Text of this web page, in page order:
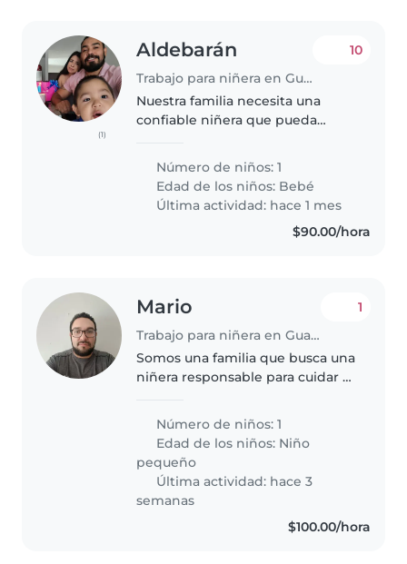
(1)
Aldebarán
Trabajo para niñera en Guadalajara
10
Nuestra familia necesita una
confiable niñera que pueda
Buscamos una persona cómoda
con mascotas, que pueda cocinar
y hacer algunas tareas del
hogar...
Número de niños: 1
Edad de los niños: Bebé
Última actividad: hace 1 mes
$90.00/hora
Mario
Trabajo para niñera en Guadalajara
1
Somos una familia que busca una
niñera responsable para cuidar a
gustan las mascotas y caminar
por toda la casa. Nos encantaría
encontrar alguien cariñoso..
Número de niños: 1
Edad de los niños: Niño
pequeño
Última actividad: hace 3
semanas
$100.00/hora